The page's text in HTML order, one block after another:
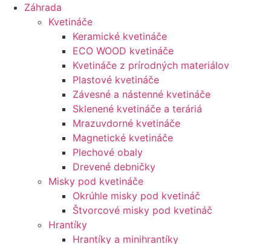
Záhrada
Kvetináče
Keramické kvetináče
ECO WOOD kvetináče
Kvetináče z prírodných materiálov
Plastové kvetináče
Závesné a nástenné kvetináče
Sklenené kvetináče a teráriá
Mrazuvdorné kvetináče
Magnetické kvetináče
Plechové obaly
Drevené debničky
Misky pod kvetináče
Okrúhle misky pod kvetináč
Štvorcové misky pod kvetináč
Hrantíky
Hrantíky a minihrantíky